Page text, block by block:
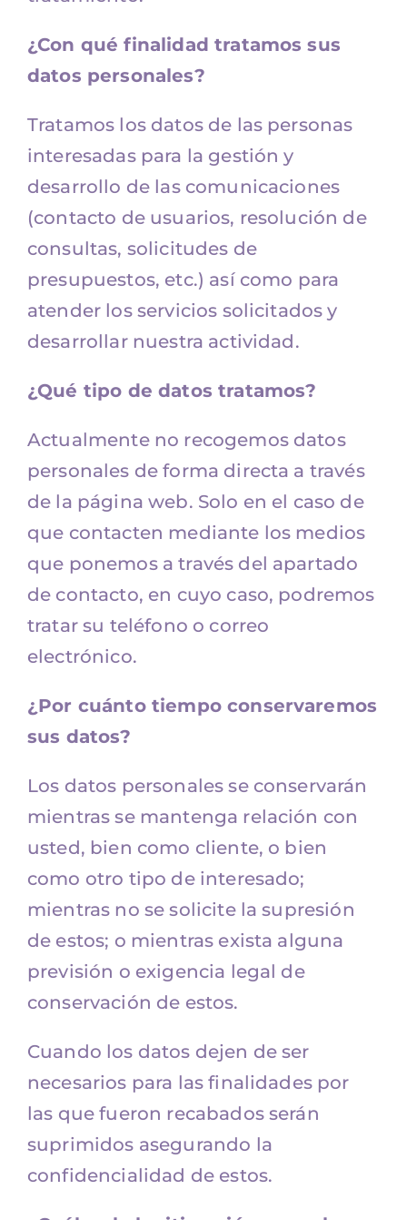
¿Con qué finalidad tratamos sus
datos personales?
Tratamos los datos de las personas
interesadas para la gestión y
desarrollo de las comunicaciones
(contacto de usuarios, resolución de
consultas, solicitudes de
presupuestos, etc.) así como para
atender los servicios solicitados y
desarrollar nuestra actividad.
¿Qué tipo de datos tratamos?
Actualmente no recogemos datos
personales de forma directa a través
de la página web. Solo en el caso de
que contacten mediante los medios
que ponemos a través del apartado
de contacto, en cuyo caso, podremos
tratar su teléfono o correo
electrónico.
¿Por cuánto tiempo conservaremos
sus datos?
Los datos personales se conservarán
mientras se mantenga relación con
usted, bien como cliente, o bien
como otro tipo de interesado;
mientras no se solicite la supresión
de estos; o mientras exista alguna
previsión o exigencia legal de
conservación de estos.
Cuando los datos dejen de ser
necesarios para las finalidades por
las que fueron recabados serán
suprimidos asegurando la
confidencialidad de estos.